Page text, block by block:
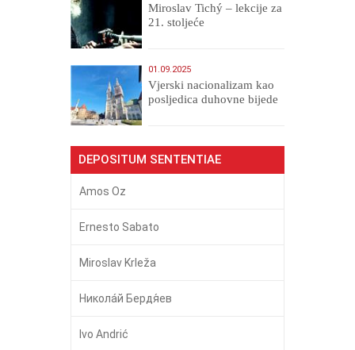
Miroslav Tichý – lekcije za
21. stoljeće
01.09.2025
​Vjerski nacionalizam kao
posljedica duhovne bijede
DEPOSITUM SENTENTIAE
Amos Oz
Ernesto Sabato
Miroslav Krleža
Никола́й Бердя́ев
Ivo Andrić